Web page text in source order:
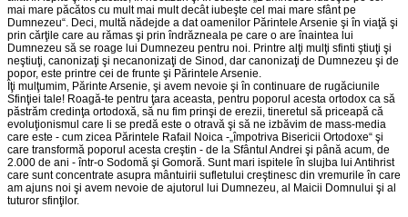
mai mare păcătos cu mult mai mult decât iubeşte cel mai mare sfânt pe
Dumnezeu“. Deci, multă nădejde a dat oamenilor Părintele Arsenie şi în viaţă şi
prin cărţile care au rămas şi prin îndrăzneala pe care o are înaintea lui
Dumnezeu să se roage lui Dumnezeu pentru noi. Printre alţi mulţi sfinti ştiuţi şi
neştiuţi, canonizaţi şi necanonizaţi de Sinod, dar canonizaţi de Dumnezeu şi de
popor, este printre cei de frunte şi Părintele Arsenie.
Îţi mulţumim, Părinte Arsenie, şi avem nevoie şi în continuare de rugăciunile
Sfinţiei tale! Roagă-te pentru ţara aceasta, pentru poporul acesta ortodox ca să
păstrăm credinţa ortodoxă, să nu fim prinşi de erezii, tineretul să priceapă că
evoluţionismul care li se predă este o otravă şi să ne izbăvim de mass-media
care este - cum zicea Părintele Rafail Noica -„împotriva Bisericii Ortodoxe“ şi
care transformă poporul acesta creştin - de la Sfântul Andrei şi până acum, de
2.000 de ani - într-o Sodomă şi Gomoră. Sunt mari ispitele în slujba lui Antihrist
care sunt concentrate asupra mântuirii sufletului creştinesc din vremurile în care
am ajuns noi şi avem nevoie de ajutorul lui Dumnezeu, al Maicii Domnului şi al
tuturor sfinţilor.